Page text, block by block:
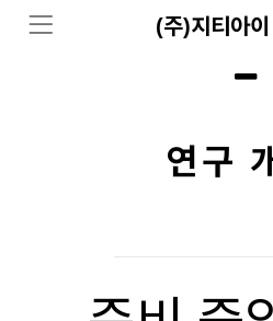
(주)지티아
연구